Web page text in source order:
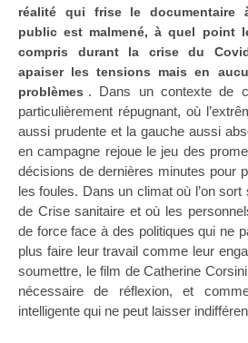
réalité qui frise le documentaire
public est malmené, à quel point
compris durant la crise du
apaiser les tensions mais en
problèmes . Dans un contexte de
particulièrement répugnant, où
aussi prudente et la gauche aussi
en campagne rejoue le jeu des
décisions de dernières minutes pour
les foules. Dans un climat où l’on
de Crise sanitaire et où les
de force face à des politiques qui ne
plus faire leur travail comme leur
soumettre, le film de Catherine
nécessaire de réflexion, et
intelligente qui ne peut laisser